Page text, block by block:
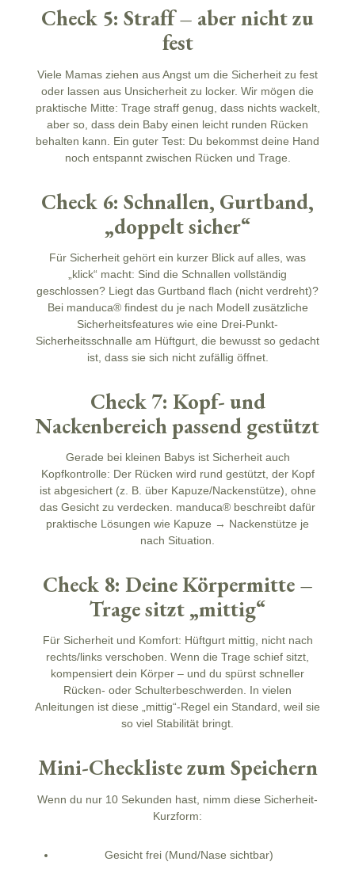
Check 5: Straff – aber nicht zu
fest
Viele Mamas ziehen aus Angst um die Sicherheit zu fest
oder lassen aus Unsicherheit zu locker. Wir mögen die
praktische Mitte: Trage straff genug, dass nichts wackelt,
aber so, dass dein Baby einen leicht runden Rücken
behalten kann. Ein guter Test: Du bekommst deine Hand
noch entspannt zwischen Rücken und Trage.
Check 6: Schnallen, Gurtband,
„doppelt sicher“
Für Sicherheit gehört ein kurzer Blick auf alles, was
„klick“ macht: Sind die Schnallen vollständig
geschlossen? Liegt das Gurtband flach (nicht verdreht)?
Bei manduca® findest du je nach Modell zusätzliche
Sicherheitsfeatures wie eine Drei-Punkt-
Sicherheitsschnalle am Hüftgurt, die bewusst so gedacht
ist, dass sie sich nicht zufällig öffnet.
Check 7: Kopf- und
Nackenbereich passend gestützt
Gerade bei kleinen Babys ist Sicherheitauch
Kopfkontrolle: Der Rücken wird rund gestützt, der Kopf
ist abgesichert (z. B. über Kapuze/Nackenstütze), ohne
das Gesicht zu verdecken. manduca® beschreibt dafür
praktische Lösungen wie Kapuze → Nackenstütze je
nach Situation.
Check 8: Deine Körpermitte –
Trage sitzt „mittig“
Für Sicherheitund Komfort: Hüftgurt mittig, nicht nach
rechts/links verschoben. Wenn die Trage schief sitzt,
kompensiert dein Körper – und du spürst schneller
Rücken- oder Schulterbeschwerden. In vielen
Anleitungen ist diese „mittig“-Regel ein Standard, weil sie
so viel Stabilität bringt.
Mini-Checkliste zum Speichern
Wenn du nur 10 Sekunden hast, nimm diese Sicherheit-
Kurzform:
Gesicht frei(Mund/Nase sichtbar)